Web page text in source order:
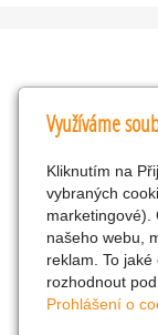
Kontakty
KNK
25298518
Využíváme
Kliknutím na
vybraných
marketingové).
našeho webu,
reklam. To
rozhodnout
Prohlášení o